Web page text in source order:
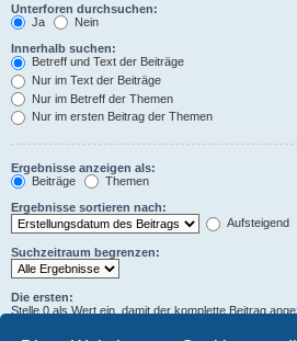
Unterforen durchsuchen:
Ja
Nein
Innerhalb suchen:
Betreff und Text der Beiträge
Nur im Text der Beiträge
Nur im Betreff der Themen
Nur im ersten Beitrag der Themen
Ergebnisse anzeigen als:
Beiträge
Themen
Ergebnisse sortieren nach:
Aufsteigend
Suchzeitraum begrenzen:
Die ersten:
Stelle 0 als Wert ein, damit der komplette Beitrag